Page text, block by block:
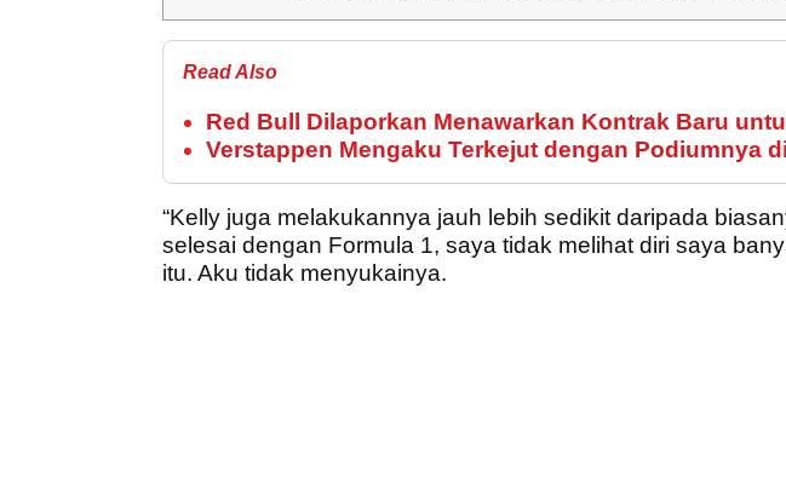
Read Also
Red Bull Dilaporkan Menawarkan Kontrak Baru
Verstappen Mengaku Terkejut dengan Podiumnya
“Kelly juga melakukannya jauh lebih sedikit daripada
selesai dengan Formula 1, saya tidak melihat diri saya
itu. Aku tidak menyukainya.